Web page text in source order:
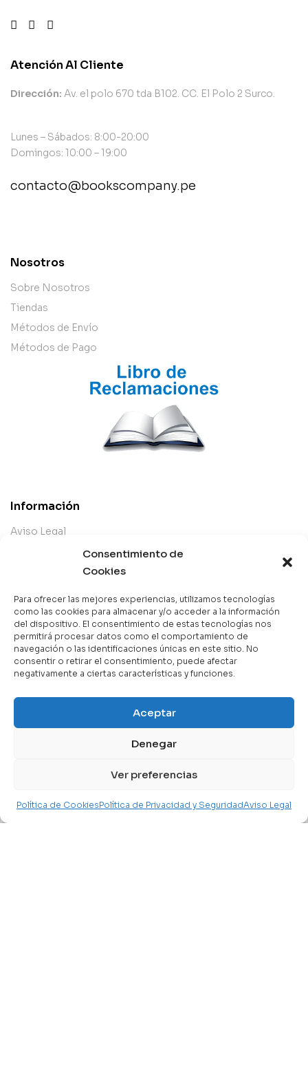
Consentimiento de
Cookies
Para ofrecer las mejores experiencias, utilizamos tecnologías
como las cookies para almacenar y/o acceder a la información
del dispositivo. El consentimiento de estas tecnologías nos
permitirá procesar datos como el comportamiento de
navegación o las identificaciones únicas en este sitio. No
consentir o retirar el consentimiento, puede afectar
negativamente a ciertas características y funciones.
Aceptar
Denegar
Ver preferencias
Política de CookiesPolítica de Privacidad y SeguridadAviso Legal
Home Mi Cuenta Buscar Instituciones
Atención Al Cliente
Dirección: Av. el polo 670 tda B102. CC. El Polo 2 Surco.
Lunes – Sábados: 8:00-20:00
Domingos: 10:00 – 19:00
contacto@bookscompany.pe
Nosotros
Sobre Nosotros
Tiendas
Métodos de Envío
Métodos de Pago
Información
Aviso Legal
Términos y Condiciones
Política de Privacidad
Devoluciones
Atención al Cliente
Nuestra Tienda
Novedades